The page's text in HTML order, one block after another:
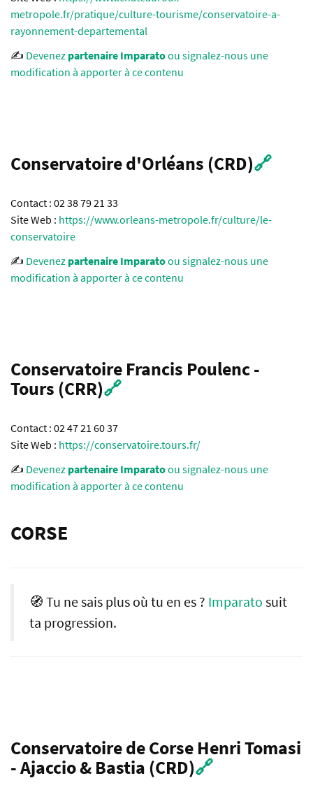
metropole.fr/pratique/culture-tourisme/conservatoire-a-
rayonnement-departemental
✍️ Devenez partenaire Imparatoou signalez-nous une
modification à apporter à ce contenu
Conservatoire d'Orléans (CRD)🔗
Contact : 02 38 79 21 33
Site Web : https://www.orleans-metropole.fr/culture/le-
conservatoire
✍️ Devenez partenaire Imparatoou signalez-nous une
modification à apporter à ce contenu
Conservatoire Francis Poulenc -
Tours (CRR)🔗
Contact : 02 47 21 60 37
Site Web : https://conservatoire.tours.fr/
✍️ Devenez partenaire Imparatoou signalez-nous une
modification à apporter à ce contenu
CORSE
🧭 Tu ne sais plus où tu en es ? Imparato suit
ta progression.
Conservatoire de Corse Henri Tomasi
- Ajaccio & Bastia (CRD)🔗